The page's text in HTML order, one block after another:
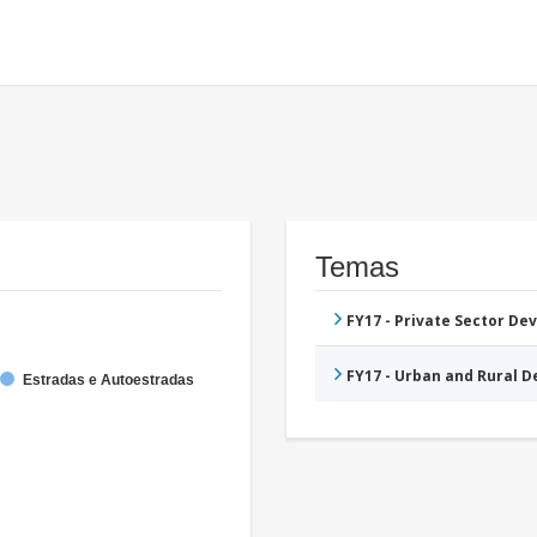
Estradas e Autoestradas
Temas
FY17 - Private Sector
FY17 - Urban and Rural